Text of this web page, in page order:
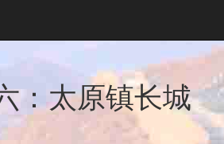
：太原镇长城